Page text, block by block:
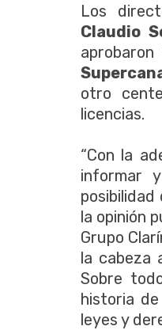
Los
Claudio
otro
licencias.
“Con la
informar
posibilidad
la opinión
Grupo
la cabeza
Sobre
historia
leyes y